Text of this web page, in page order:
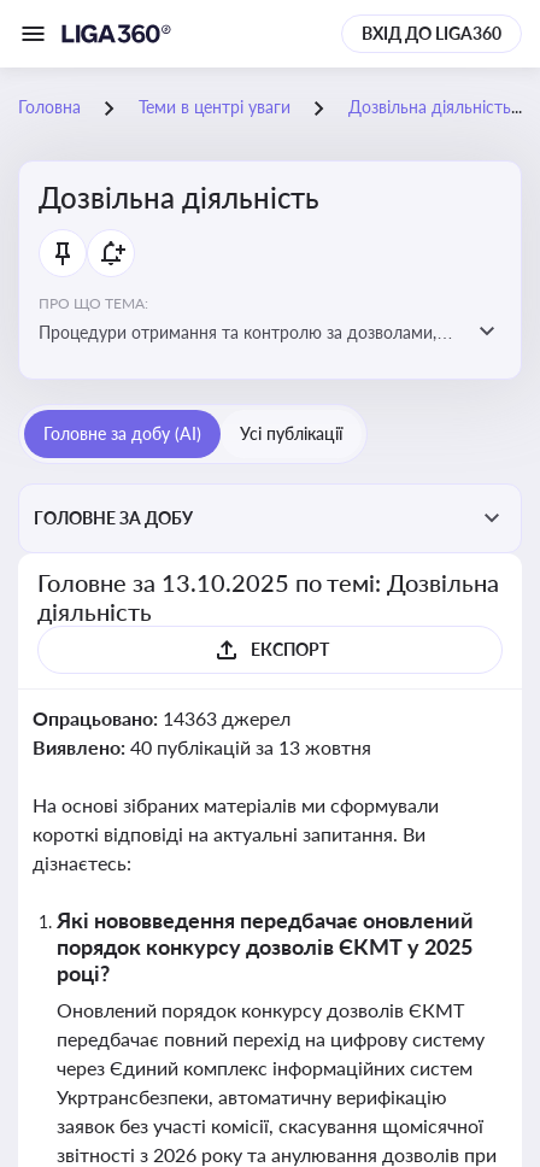
ВХІД ДО LIGA360
Головна Теми в центрі уваги Дозвільна діяльність
Дозвільна діяльність
ПРО ЩО ТЕМА:
Процедури отримання та контролю за дозволами,
законодавстві, щоб уникнути порушень та
забезпечити відповідність вимогам регуляторних
Головне за добу (AI) Усі публікації
ГОЛОВНЕ ЗА ДОБУ
Головне за 13.10.2025 по темі: Дозвільна
діяльність
ЕКСПОРТ
Опрацьовано: 14363 джерел
Виявлено: 40 публікацій за 13 жовтня
На основі зібраних матеріалів ми сформували
короткі відповіді на актуальні запитання. Ви
дізнаєтесь:
Які нововведення передбачає оновлений
порядок конкурсу дозволів ЄКМТ у 2025
році?
Оновлений порядок конкурсу дозволів ЄКМТ
передбачає повний перехід на цифрову систему
через Єдиний комплекс інформаційних систем
Укртрансбезпеки, автоматичну верифікацію
заявок без участі комісії, скасування щомісячної
звітності з 2026 року та анулювання дозволів при